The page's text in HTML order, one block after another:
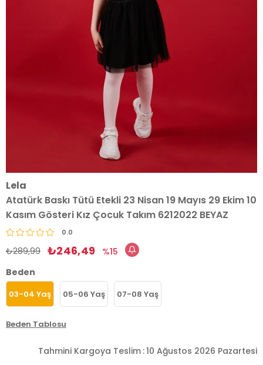
Lela
Atatürk Baskı Tütü Etekli 23 Nisan 19 Mayıs 29 Ekim 10
Kasım Gösteri Kız Çocuk Takım 6212022 BEYAZ
0.0
₺289,99 ₺246,49
15
Beden
03-04 Yaş 05-06 Yaş 07-08 Yaş
Beden Tablosu
Tahmini Kargoya Teslim :10 Ağustos 2026 Pazartesi